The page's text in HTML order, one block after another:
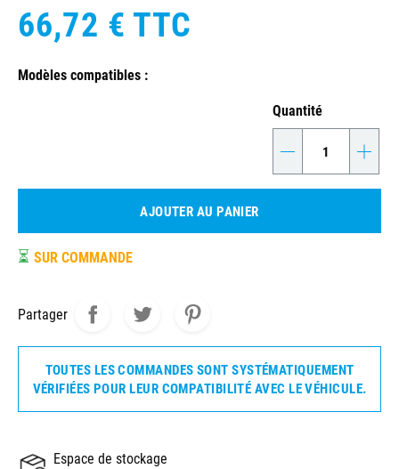
66,72 € TTC
Modèles compatibles :
Quantité
- +
AJOUTER AU PANIER
⏳ SUR COMMANDE
Partager
TOUTES LES COMMANDES SONT SYSTÉMATIQUEMENT
VÉRIFIÉES POUR LEUR COMPATIBILITÉ AVEC LE VÉHICULE.
Espace de stockage